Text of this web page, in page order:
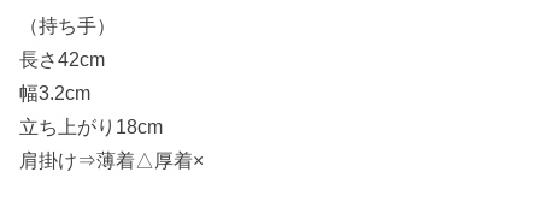
（持ち手）
長さ42cm
幅3.2cm
立ち上がり18cm
肩掛け⇒薄着△厚着×